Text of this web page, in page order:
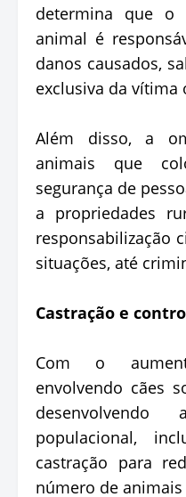
determina que
animal é
danos causados,
exclusiva da vítima
Além disso, a
animais que
segurança de
a propriedades
responsabilização
situações, até
Castração e
Com o
envolvendo cães
populacional,
castração para
número de